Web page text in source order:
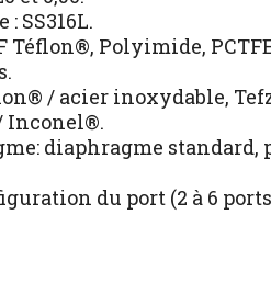
SS316L.
Téflon®, Polyimide,
/ acier inoxydable,
Inconel®.
diaphragme standard,
du port (2 à 6